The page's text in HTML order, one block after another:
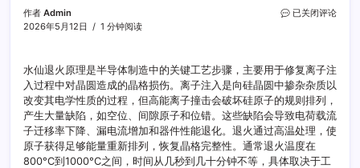
作者 Admin
2026年5月12日
1 分钟阅读
水
原
理
是
什
么
已关闭评论
水仙退火原理是半导体制造中的关键工艺步骤，主要用于修复离子注
入过程中对晶圆造成的晶格损伤。离子注入是向硅晶圆中掺杂杂质以
改变其电学性质的过程，但高能离子撞击会破坏硅原子的规则排列，
产生大量缺陷，如空位、间隙原子和位错。这些缺陷会导致电荷载流
子迁移率下降、漏电流增加和器件性能退化。退火通过高温处理，使
原子获得足够能量重新排列，恢复晶格完整性。通常退火温度在
800°C到1000°C之间，时间从几秒到几十分钟不等，具体取决于工